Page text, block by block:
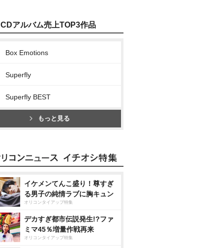
CDアルバム売上TOP3作品
Box Emotions
Superfly
Superfly BEST
もっと見る
イケメンてんこ盛り！尊すぎ
る男子の純情ラブに胸キュン
オリコンタイアップ特集
デカすぎ都市伝説発生!?ファ
ミマ45％増量作戦再来
オリコンタイアップ特集